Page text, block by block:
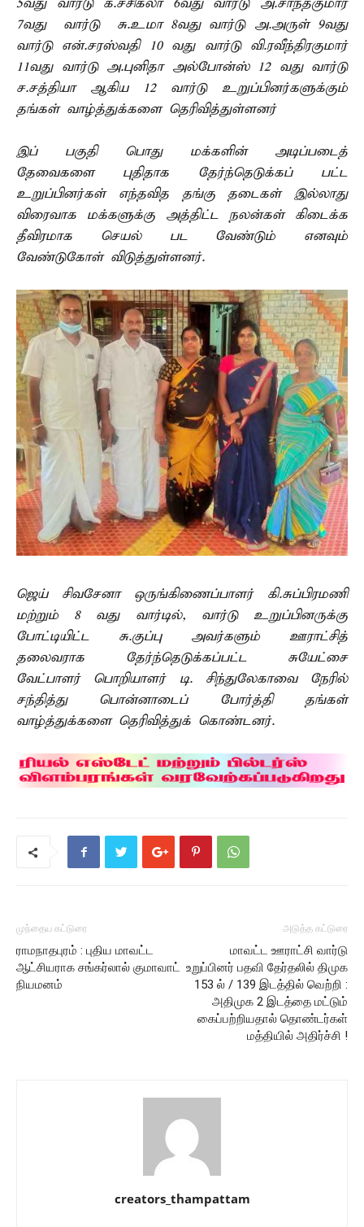
5வது வார்டு க.சசிகலா 6வது வார்டு அ.சாந்தகுமார்
7வது வார்டு சு.உமா 8வது வார்டு அ.அருள் 9வது
வார்டு என்.சரஸ்வதி 10 வது வார்டு வி.ரவீந்திரகுமார்
11வது வார்டு அ.புனிதா அல்போன்ஸ் 12 வது வார்டு
ச.சத்தியா ஆகிய 12 வார்டு உறுப்பினர்களுக்கும்
தங்கள் வாழ்த்துக்களை தெரிவித்துள்ளனர்
இப் பகுதி பொது மக்களின் அடிப்படைத்
தேவைகளை புதிதாக தேர்ந்தெடுக்கப் பட்ட
உறுப்பினர்கள் எந்தவித தங்கு தடைகள் இல்லாது
விரைவாக மக்களுக்கு அத்திட்ட நலன்கள் கிடைக்க
தீவிரமாக செயல் பட வேண்டும் எனவும்
வேண்டுகோள் விடுத்துள்ளனர்.
ஜெய் சிவசேனா ஒருங்கிணைப்பாளர் கி.சுப்பிரமணி
மற்றும் 8 வது வார்டில், வார்டு உறுப்பினருக்கு
போட்டியிட்ட சு.குப்பு அவர்களும் ஊராட்சித்
தலைவராக தேர்ந்தெடுக்கப்பட்ட சுயேட்சை
வேட்பாளர் பொறியாளர் டி. சிந்துலேகாவை நேரில்
சந்தித்து பொன்னாடைப் போர்த்தி தங்கள்
வாழ்த்துக்களை தெரிவித்துக் கொண்டனர்.
முந்தைய கட்டுரை
ராமநாதபுரம் : புதிய மாவட்ட
ஆட்சியராக சங்கர்லால் குமாவாட்
நியமனம்
அடுத்த கட்டுரை
மாவட்ட ஊராட்சி வார்டு
உறுப்பினர் பதவி தேர்தலில் திமுக
153 ல் / 139 இடத்தில் வெற்றி :
அதிமுக 2 இடத்தை மட்டும்
கைப்பற்றியதால் தொண்டர்கள்
மத்தியில் அதிர்ச்சி !
creators_thampattam